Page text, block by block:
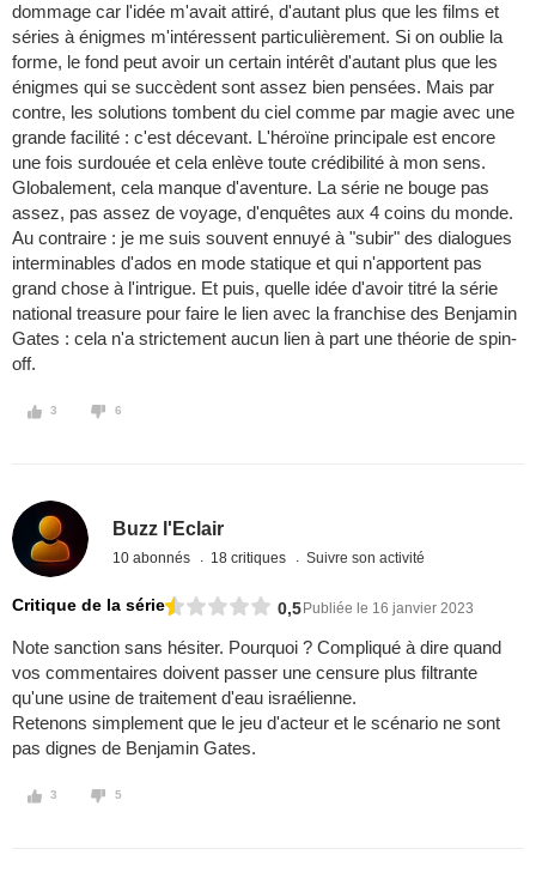
dommage car l'idée m'avait attiré, d'autant plus que les films et
séries à énigmes m'intéressent particulièrement. Si on oublie la
forme, le fond peut avoir un certain intérêt d'autant plus que les
énigmes qui se succèdent sont assez bien pensées. Mais par
contre, les solutions tombent du ciel comme par magie avec une
grande facilité : c'est décevant. L'héroïne principale est encore
une fois surdouée et cela enlève toute crédibilité à mon sens.
Globalement, cela manque d'aventure. La série ne bouge pas
assez, pas assez de voyage, d'enquêtes aux 4 coins du monde.
Au contraire : je me suis souvent ennuyé à "subir" des dialogues
interminables d'ados en mode statique et qui n'apportent pas
grand chose à l'intrigue. Et puis, quelle idée d'avoir titré la série
national treasure pour faire le lien avec la franchise des Benjamin
Gates : cela n'a strictement aucun lien à part une théorie de spin-
off.
3 6
Buzz l'Eclair
10 abonnés 18 critiques Suivre son activité
Critique de la série 0,5Publiée le 16 janvier 2023
Note sanction sans hésiter. Pourquoi ? Compliqué à dire quand
vos commentaires doivent passer une censure plus filtrante
qu'une usine de traitement d'eau israélienne.
Retenons simplement que le jeu d'acteur et le scénario ne sont
pas dignes de Benjamin Gates.
3 5